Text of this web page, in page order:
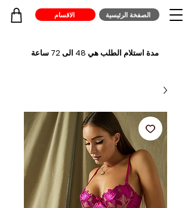
الصفخة الرئيسية الاقسام
مدة استلام الطلب هي 48 الى 72 ساعة